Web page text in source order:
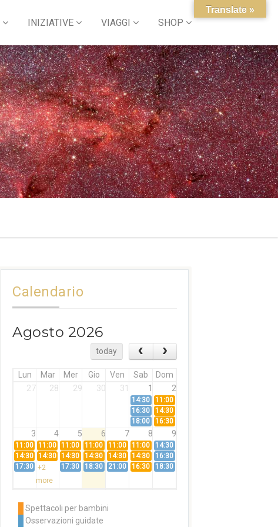
INIZIATIVE VIAGGI SHOP
Calendario
Agosto 2026
today
Lun Mar Mer Gio Ven Sab
Dom
27
28 29 30 31 1 2
14:30
11:00
16:30
14:30
18:00
16:30
3 4 5 6 7 8 9
11:00 11:00 11:00 11:00 11:00 11:00
14:30
14:30 14:30 14:30 14:30 14:30 14:30
16:30
17:30 +2
more
17:30 18:30 21:00 16:30 18:30
11:00
14:30
Spettacoli per bambini
Osservazioni guidate
Translate »